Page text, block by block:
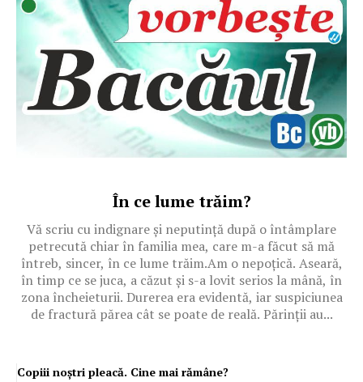
În ce lume trăim?
Vă scriu cu indignare și neputință după o întâmplare
petrecută chiar în familia mea, care m-a făcut să mă
întreb, sincer, în ce lume trăim.Am o nepoțică. Aseară,
în timp ce se juca, a căzut și s-a lovit serios la mână, în
zona încheieturii. Durerea era evidentă, iar suspiciunea
de fractură părea cât se poate de reală. Părinții au...
Copiii noștri pleacă. Cine mai rămâne?